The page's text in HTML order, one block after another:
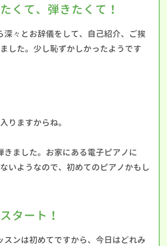
くて、弾きたくて！
深々とお辞儀をして、自己紹介、ご挨
した。少し恥ずかしかったようです
りますからね。
きました。お家にある電子ピアノに
いようなので、初めてのピアノかもし
タート！
スンは初めてですから、今日はどれみ